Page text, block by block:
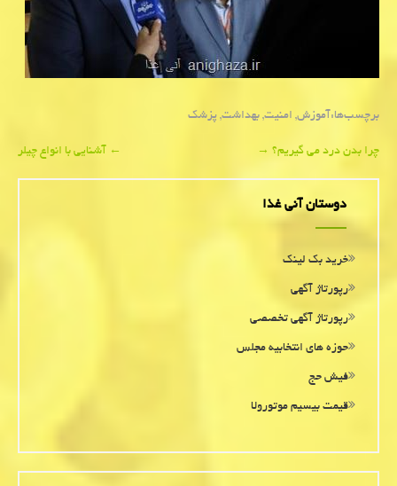
برچسب‌ها:آموزش,امنیت,بهداشت,پزشك
Post
navigation
←آشنایی با انواع چیلر چرا بدن درد می گیریم؟→
دوستان آنی غذا
خرید بک لینک
رپورتاژ آگهی
رپورتاژ آگهی تخصصی
حوزه های انتخابیه مجلس
فیش حج
قیمت بیسیم موتورولا